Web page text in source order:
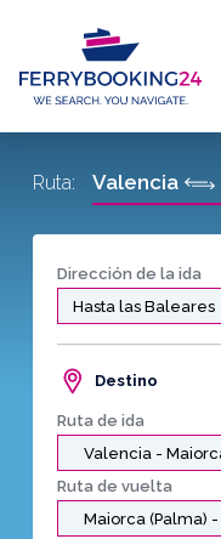
Dirección de la ida
Destino
Ruta de ida
Ruta de vuelta
Ruta: Valencia